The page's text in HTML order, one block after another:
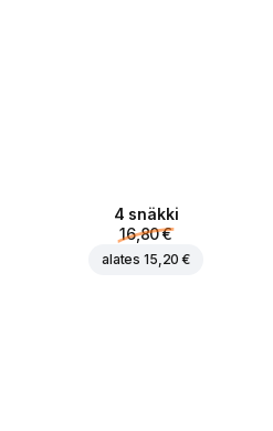
4 snäkki
16,80 €
alates 15,20 €